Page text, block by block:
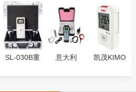
SL-030B重
意大利
凯茂KIMO